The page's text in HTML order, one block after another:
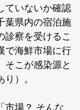
ていないか確認
葉県内の宿泊施
診察を受けるこ
で海鮮市場に行
そこが感染源と
）。
市場？ そんな